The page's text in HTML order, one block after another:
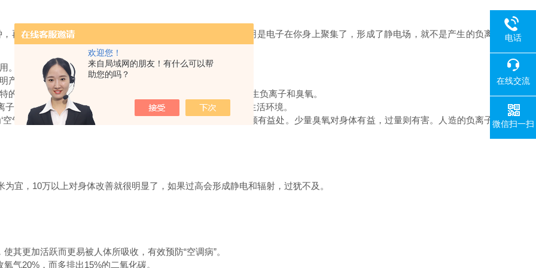
欢迎您！
来自局域网的朋友！有什么可以帮
助您的吗？
再摸周围的金属物或另一个人，如果会打手的静电现象，说明是电子在你身上聚集了，形成了静电场，就不是产生的负离
。
生了过多的臭氧，对身体也是有害的。
的直流负高压，利用导体直流高压电晕火花使空气电离从而产生负离子和臭氧。
子的现象相一致。释放到周围的空气中，净化空气改善人们的生活环境。
‘空气维生素 。尤其大城市房间里安装负离子发生器对人的健康颇有益处。少量臭氧对身体有益，过量则有害。人造的负离子
为宜， 10万以上对身体改善就很明显了，如果过高会形成静电和辐射，过犹不及。
其更加活跃而更易被人体所吸收，有效预防“空调病”。
氧气20% ，而多排出15%的二氧化碳。
电话
在线交流
微信扫一扫